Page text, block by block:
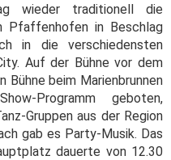
wieder traditionell die
Pfaffenhofen in Beschlag
in die verschiedensten
Auf der Bühne vor dem
Bühne beim Marienbrunnen
Programm geboten,
Gruppen aus der Region
gab es Party-Musik. Das
dauerte von 12.30